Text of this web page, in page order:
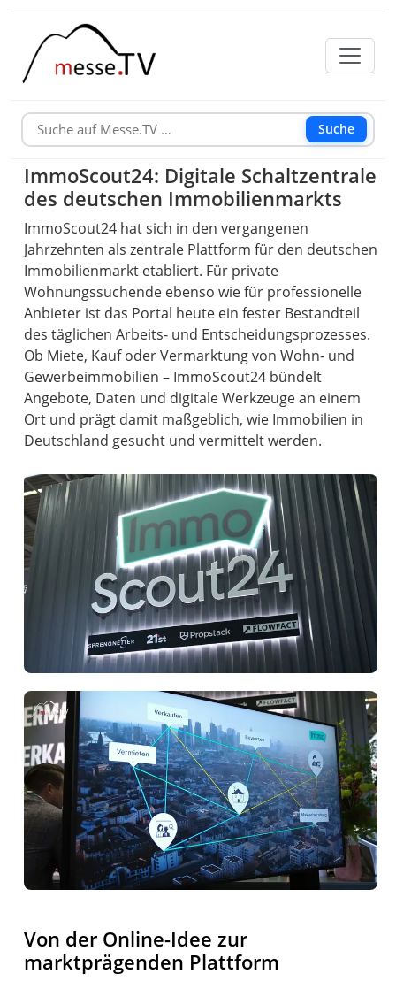
Suche
ImmoScout24: Digitale Schaltzentrale
des deutschen Immobilienmarkts
ImmoScout24 hat sich in den vergangenen
Jahrzehnten als zentrale Plattform für den deutschen
Immobilienmarkt etabliert. Für private
Wohnungssuchende ebenso wie für professionelle
Anbieter ist das Portal heute ein fester Bestandteil
des täglichen Arbeits- und Entscheidungsprozesses.
Ob Miete, Kauf oder Vermarktung von Wohn- und
Gewerbeimmobilien – ImmoScout24 bündelt
Angebote, Daten und digitale Werkzeuge an einem
Ort und prägt damit maßgeblich, wie Immobilien in
Deutschland gesucht und vermittelt werden.
Von der Online-Idee zur
marktprägenden Plattform